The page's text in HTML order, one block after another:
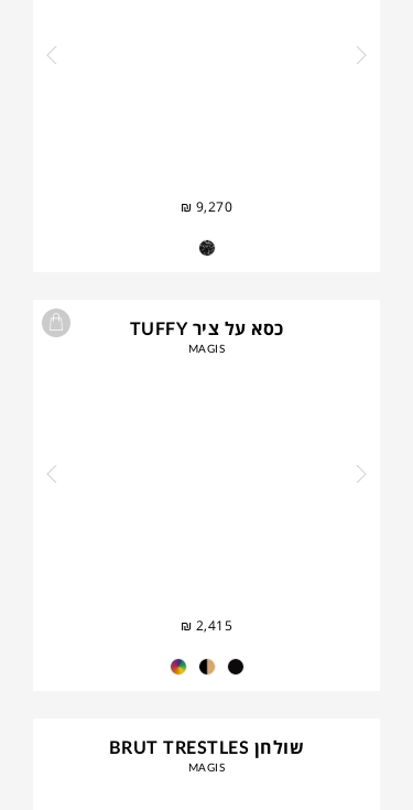
₪ 9,270
כסא על ציר TUFFY
MAGIS
₪ 2,415
שולחן BRUT TRESTLES
MAGIS